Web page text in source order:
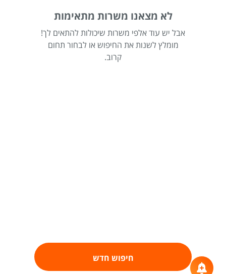
לא מצאנו משרות מתאימות
אבל יש עוד אלפי משרות שיכולות להתאים לך!
מומלץ לשנות את החיפוש או לבחור תחום
קרוב.
חיפוש חדש